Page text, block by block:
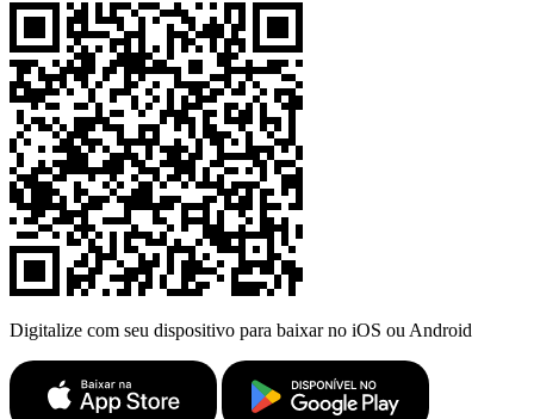
Digitalize com seu dispositivo para baixar no iOS ou Android